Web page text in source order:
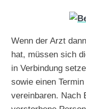
Wenn der Arzt
hat, müssen sich
in Verbindung
sowie einen
vereinbaren. Nach